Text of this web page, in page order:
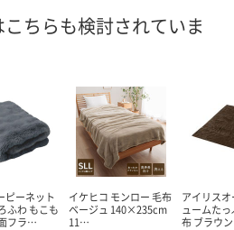
ちらも検討されていま
ピーネット
ふわ もこも
フラ…
イケヒコ モンロー 毛布
ベージュ 140×235cm
11…
アイリス
ュームた
布 ブラウ